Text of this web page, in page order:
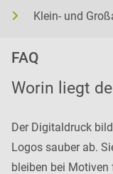
Klein- und
FAQ
Worin liegt
Der Digitaldruck
Logos sauber ab.
bleiben bei Motiven